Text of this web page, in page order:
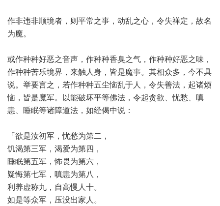
作非违非顺境者，则平常之事，动乱之心，令失禅定，故名
为魔。
或作种种好恶之音声，作种种香臭之气，作种种好恶之味，
作种种苦乐境界，来触人身，皆是魔事。其相众多，今不具
说。举要言之，若作种种五尘恼乱于人，令失善法，起诸烦
恼，皆是魔军。以能破坏平等佛法，令起贪欲、忧愁、嗔
恚、睡眠等诸障道法，如经偈中说：
「欲是汝初军，忧愁为第二，
饥渴第三军，渴爱为第四，
睡眠第五军，怖畏为第六，
疑悔第七军，嗔恚为第八，
利养虚称九，自高慢人十。
如是等众军，压没出家人。